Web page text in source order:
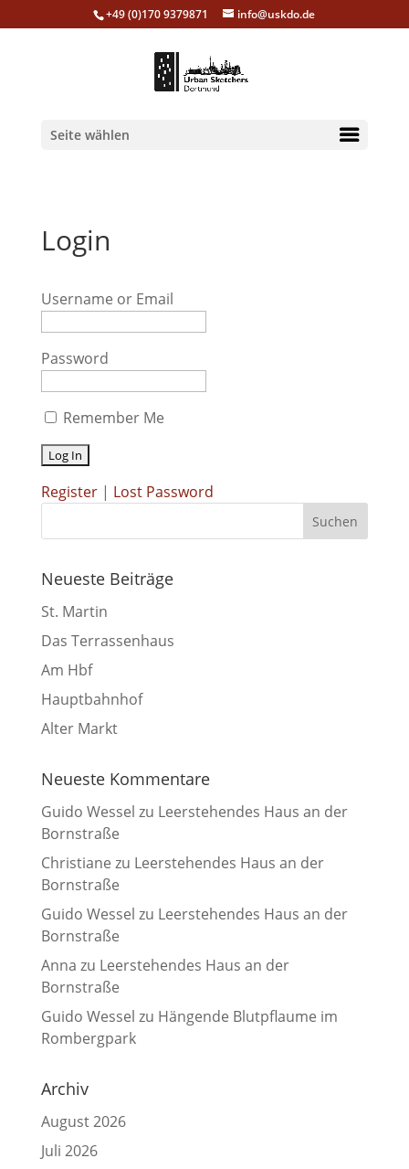
+49 (0)170 9379871 info@uskdo.de
Seite wählen
Login
Username or Email
Password
Remember Me
Register| Lost Password
Neueste Beiträge
St. Martin
Das Terrassenhaus
Am Hbf
Hauptbahnhof
Alter Markt
Neueste Kommentare
Guido Wessel zu Leerstehendes Haus an der
Bornstraße
Christiane zu Leerstehendes Haus an der
Bornstraße
Guido Wessel zu Leerstehendes Haus an der
Bornstraße
Anna zu Leerstehendes Haus an der
Bornstraße
Guido Wessel zu Hängende Blutpflaume im
Rombergpark
Archiv
August 2026
Juli 2026